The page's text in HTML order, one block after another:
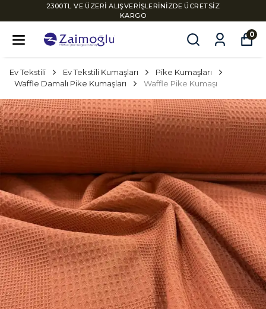
2300TL VE ÜZERİ ALIŞVERİŞLERİNİZDE ÜCRETSİZ
KARGO
0
Ev Tekstili Ev Tekstili Kumaşları
Pike Kumaşları
Waffle Damalı Pike Kumaşları
Waffle Pike Kumaşı